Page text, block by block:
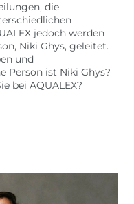
die
jedoch werden
Niki Ghys, geleitet.
und
Person ist Niki Ghys?
bei AQUALEX?